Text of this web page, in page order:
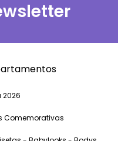
2026
Comemorativas